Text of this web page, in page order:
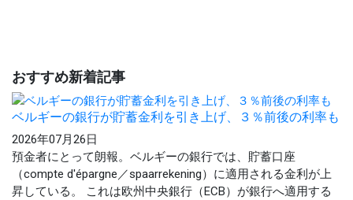
おすすめ新着記事
ベルギーの銀行が貯蓄金利を引き上げ、３％前後の利率も
2026年07月26日
預金者にとって朗報。ベルギーの銀行では、貯蓄口座
（compte d'épargne／spaarrekening）に適用される金利が上
昇している。 これは欧州中央銀行（ECB）が銀行へ適用する